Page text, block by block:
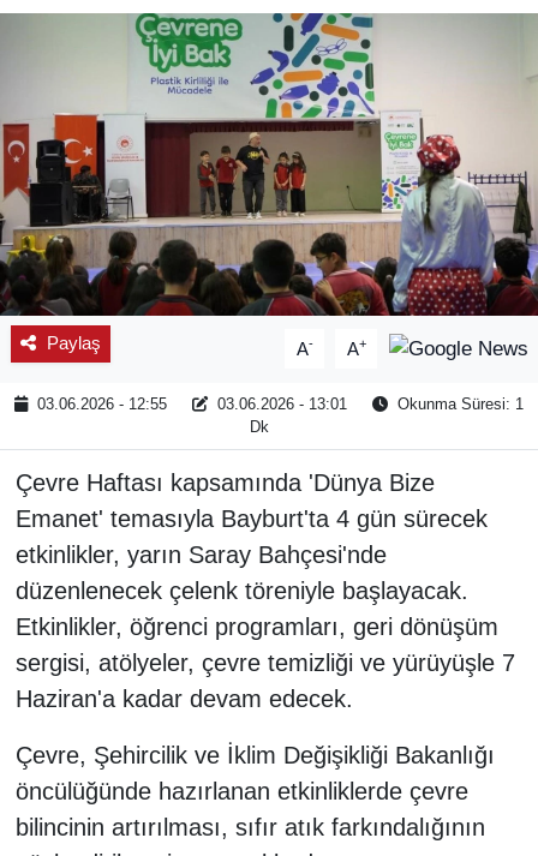
Paylaş A- A+
03.06.2026 - 12:55 03.06.2026 - 13:01
Okunma Süresi: 1
Dk
Çevre Haftası kapsamında 'Dünya Bize
Emanet' temasıyla Bayburt'ta 4 gün sürecek
etkinlikler, yarın Saray Bahçesi'nde
düzenlenecek çelenk töreniyle başlayacak.
Etkinlikler, öğrenci programları, geri dönüşüm
sergisi, atölyeler, çevre temizliği ve yürüyüşle 7
Haziran'a kadar devam edecek.
Çevre, Şehircilik ve İklim Değişikliği Bakanlığı
öncülüğünde hazırlanan etkinliklerde çevre
bilincinin artırılması, sıfır atık farkındalığının
BİLİM - TEKNOLOJİ
KADIN
KÜLTÜR SANAT
MAGAZİN